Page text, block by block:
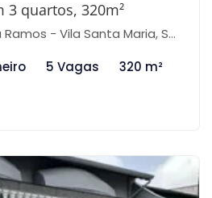
3 quartos, 320m²
- Vila Santa Maria, São Paulo-SP
5 Vagas 320 m²